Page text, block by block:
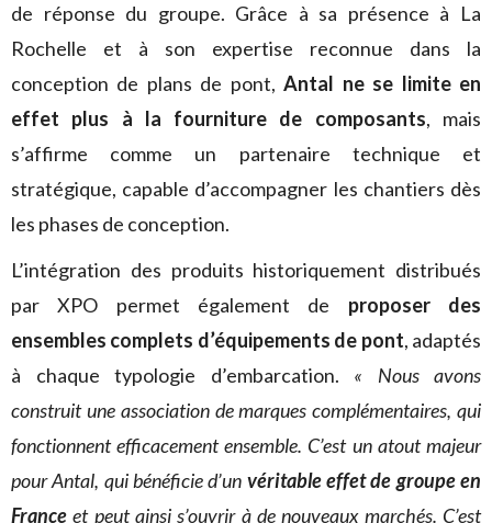
de réponse du groupe. Grâce à sa présence à La
Rochelle et à son expertise reconnue dans la
conception de plans de pont,Antal ne se limite en
effet plus à la fourniture de composants, mais
s’affirme comme un partenaire technique et
stratégique, capable d’accompagner les chantiers dès
les phases de conception.
L’intégration des produits historiquement distribués
par XPO permet également de proposer des
ensembles complets d’équipements de pont, adaptés
à chaque typologie d’embarcation. « Nous avons
construit une association de marques complémentaires, qui
fonctionnent efficacement ensemble. C’est un atout majeur
pour Antal, qui bénéficie d’un véritable effet de groupe en
France et peut ainsi s’ouvrir à de nouveaux marchés. C’est